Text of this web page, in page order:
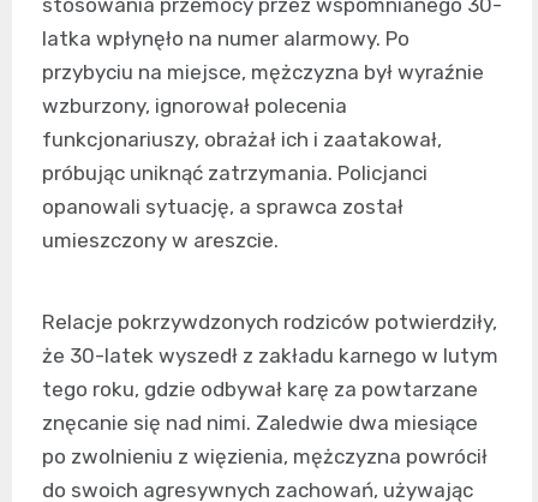
latka wpłynęło na numer alarmowy. Po
przybyciu na miejsce, mężczyzna był wyraźnie
wzburzony, ignorował polecenia
funkcjonariuszy, obrażał ich i zaatakował,
próbując uniknąć zatrzymania. Policjanci
opanowali sytuację, a sprawca został
umieszczony w areszcie.
Relacje pokrzywdzonych rodziców potwierdziły,
że 30-latek wyszedł z zakładu karnego w lutym
tego roku, gdzie odbywał karę za powtarzane
znęcanie się nad nimi. Zaledwie dwa miesiące
po zwolnieniu z więzienia, mężczyzna powrócił
do swoich agresywnych zachowań, używając